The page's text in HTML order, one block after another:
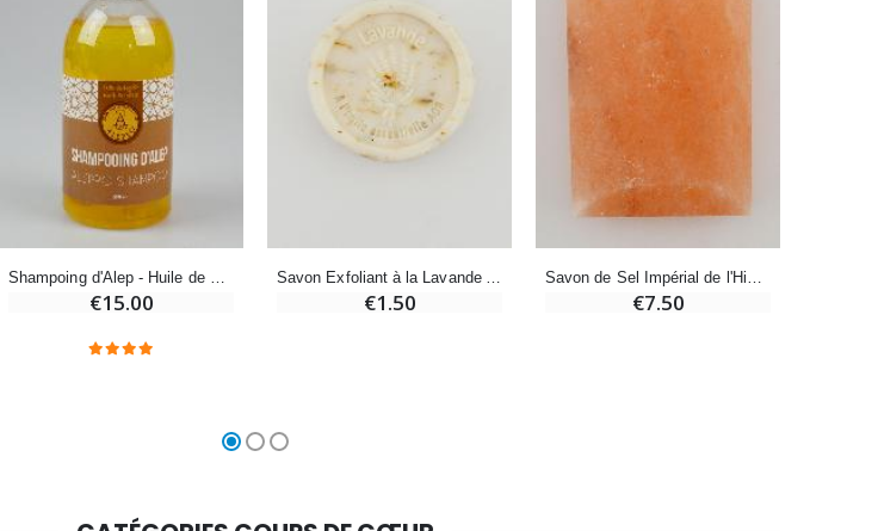
€23.00 €4.90
€15.00 €1.50 €7.50